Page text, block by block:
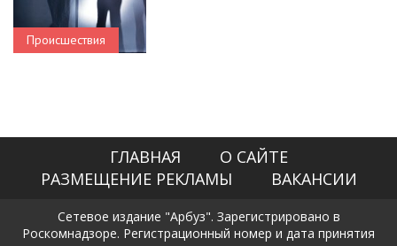
Происшествия
ГЛАВНАЯ
О САЙТЕ
РАЗМЕЩЕНИЕ РЕКЛАМЫ
ВАКАНСИИ
Сетевое издание "Арбуз". Зарегистрировано в
Роскомнадзоре. Регистрационный номер и дата принятия